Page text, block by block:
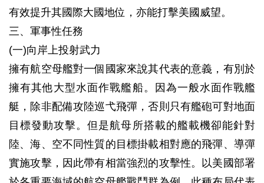
有效提升其國際大國地位，亦能打擊美國威望。
三、軍事性任務
(一)向岸上投射武力
擁有航空母艦對一個國家來說其代表的意義，有別於
擁有其他大型水面作戰艦船。因為一般水面作戰艦
艇，除非配備攻陸巡弋飛彈，否則只有艦砲可對地面
目標發動攻擊。但是航母所搭載的艦載機卻能針對
陸、海、空不同性質的目標掛載相對應的飛彈、導彈
實施攻擊，因此帶有相當強烈的攻擊性。以美國部署